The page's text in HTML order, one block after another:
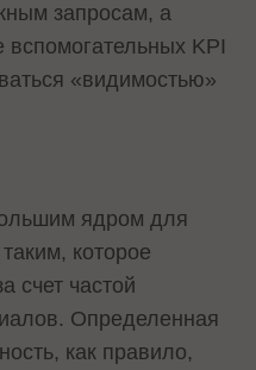
запросам, а
вспомогательных KPI
«видимостью»
ядром для
которое
счет частой
Определенная
как правило,